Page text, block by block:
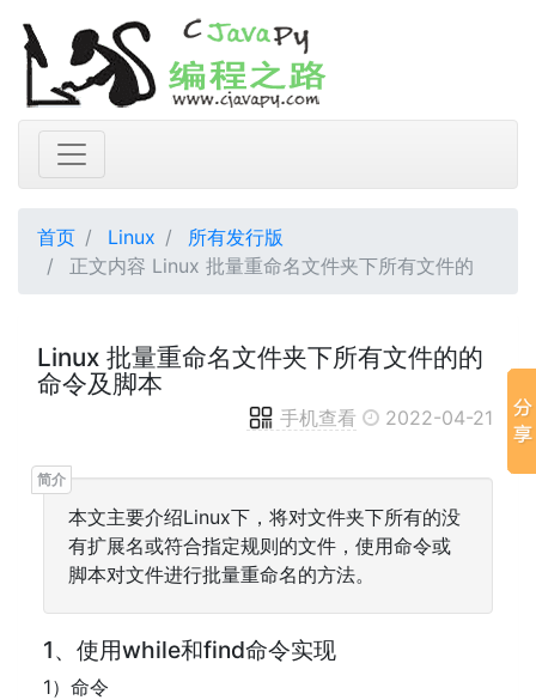
首页 Linux
所有发行版
正文内容 Linux 批量重命名文件夹下所有文件的
Linux 批量重命名文件夹下所有文件的的
命令及脚本
手机查看 2022-04-21
本文主要介绍Linux下，将对文件夹下所有的没
有扩展名或符合指定规则的文件，使用命令或
脚本对文件进行批量重命名的方法。
1、使用while和find命令实现
1）命令